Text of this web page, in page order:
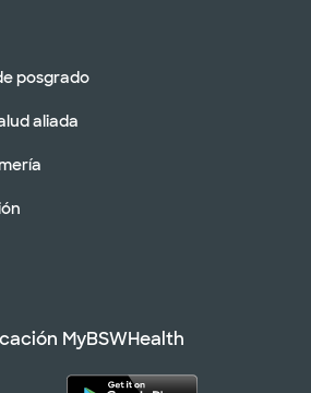
posgrado
aliada
MyBSWHealth